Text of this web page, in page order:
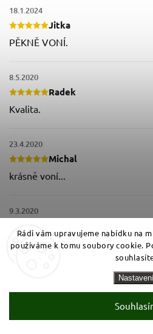
Rádi vám upravujeme nabídku na
používáme k tomu soubory cookie.
Jitka
18.1.2024
PĚKNĚ VONÍ.
Radek
8.5.2020
Kvalita.
Michal
23.4.2020
krásně voní...
9.3.2020
+ Zvláštní vůně
Ivana